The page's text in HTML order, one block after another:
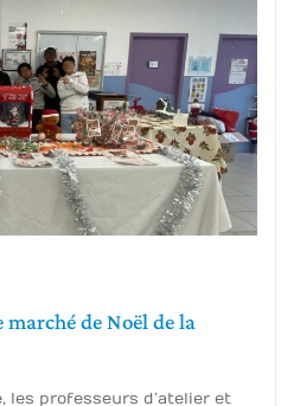
de Noël de la
les professeurs d’atelier et